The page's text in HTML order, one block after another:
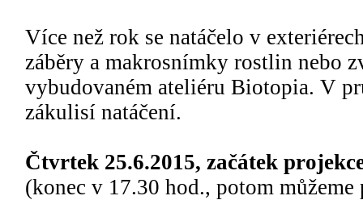
Více než rok se natáčelo v
záběry a makrosnímky rostlin nebo
vybudovaném ateliéru Biotopia. V
zákulisí natáčení.
Čtvrtek 25.6.2015, začátek
(konec v 17.30 hod., potom